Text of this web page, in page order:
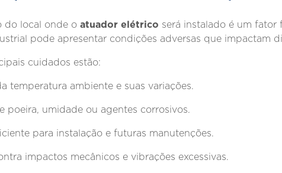
do local onde oatuador elétrico será instalado é um fator
pode apresentar condições adversas que impactam
cuidados estão:
temperatura ambiente e suas variações.
poeira, umidade ou agentes corrosivos.
para instalação e futuras manutenções.
impactos mecânicos e vibrações excessivas.